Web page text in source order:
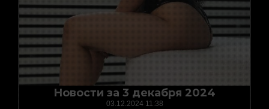
Новости за 3 декабря 2024
03.12.2024 11:38